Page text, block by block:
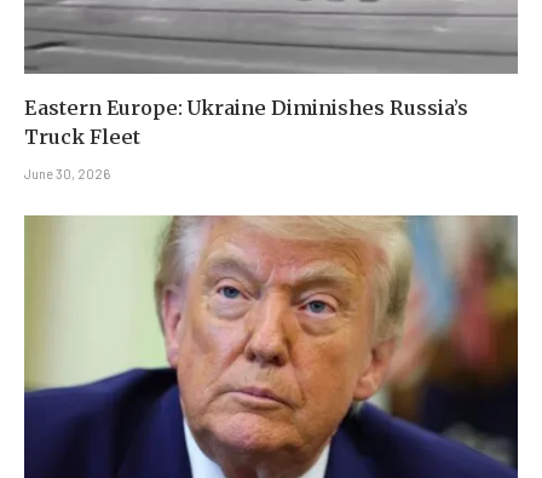
Eastern Europe: Ukraine Diminishes Russia’s
Truck Fleet
June 30, 2026